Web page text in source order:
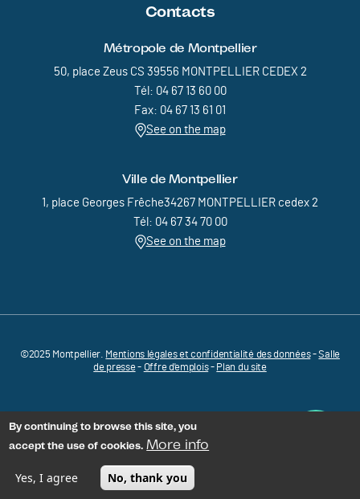
Contacts
Métropole de Montpellier
50, place Zeus CS 39556 MONTPELLIER CEDEX 2
Tél: 04 67 13 60 00
Fax: 04 67 13 61 01
See on the map
Ville de Montpellier
1, place Georges Frêche34267 MONTPELLIER cedex 2
Tél: 04 67 34 70 00
See on the map
Pied de page - Menu bas - MEDVALLEE
©2025 Montpellier. Mentions légales et confidentialité des données-Salle
de presse- Offre d'emplois- Plan du site
By continuing to browse this site, you
accept the use of cookies. More info
Yes, I agree No, thank you